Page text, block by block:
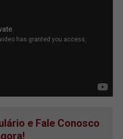
e Fale Conosco